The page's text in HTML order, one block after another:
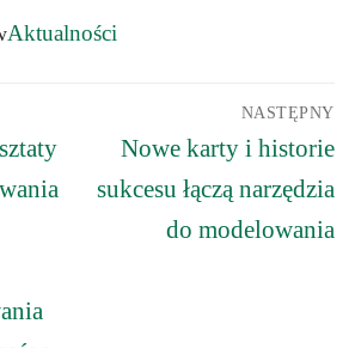
Aktualności
NASTĘPNY
Następny
wpis:
Nowe karty i historie
sukcesu łączą narzędzia
do modelowania